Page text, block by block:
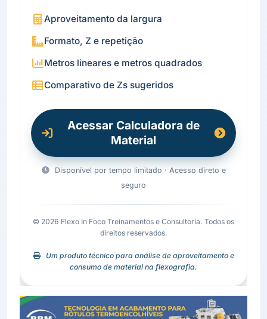
Aproveitamento da largura
Formato, Z e repetição
Metros lineares e metros quadrados
Comparativo de Zs sugeridos
Acessar Calculadora de
Material
Disponível por tempo limitado · Acesso direto e
seguro
© 2026 Flexo In Foco Treinamentos e Consultoria. Todos os
direitos reservados.
Um produto técnico para análise de aproveitamento e
consumo de material na flexografia.